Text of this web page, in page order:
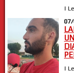
|
|